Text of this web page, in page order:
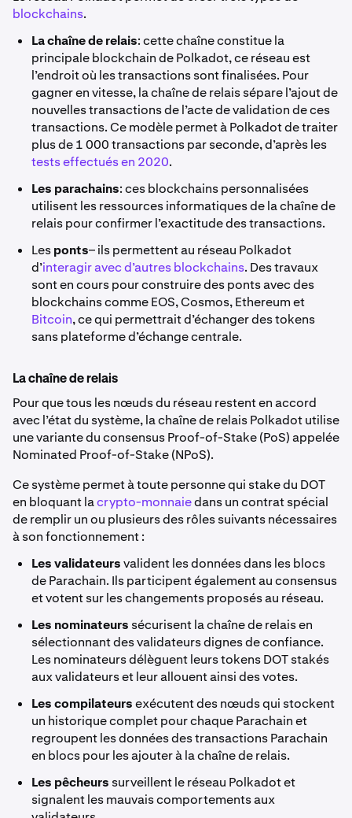
blockchains.
La chaîne de relais: cette chaîne constitue la
principale blockchain de Polkadot, ce réseau est
l’endroit où les transactions sont finalisées. Pour
gagner en vitesse, la chaîne de relais sépare l’ajout de
nouvelles transactions de l’acte de validation de ces
transactions. Ce modèle permet à Polkadot de traiter
plus de 1 000 transactions par seconde, d’après les
tests effectués en 2020.
Les parachains: ces blockchains personnalisées
utilisent les ressources informatiques de la chaîne de
relais pour confirmer l’exactitude des transactions.
Lesponts– ils permettent au réseau Polkadot
d’interagir avec d’autres blockchains. Des travaux
sont en cours pour construire des ponts avec des
blockchains comme EOS, Cosmos, Ethereum et
Bitcoin, ce qui permettrait d’échanger des tokens
sans plateforme d’échange centrale.
La chaîne de relais
Pour que tous les nœuds du réseau restent en accord
avec l’état du système, la chaîne de relais Polkadot utilise
une variante du consensus Proof-of-Stake (PoS) appelée
Nominated Proof-of-Stake (NPoS).
Ce système permet à toute personne qui stake du DOT
en bloquant lacrypto-monnaiedans un contrat spécial
de remplir un ou plusieurs des rôles suivants nécessaires
à son fonctionnement :
Les validateursvalident les données dans les blocs
de Parachain. Ils participent également au consensus
et votent sur les changements proposés au réseau.
Les nominateurs sécurisent la chaîne de relais en
sélectionnant des validateurs dignes de confiance.
Les nominateurs délèguent leurs tokens DOT stakés
aux validateurs et leur allouent ainsi des votes.
Les compilateursexécutent des nœuds qui stockent
un historique complet pour chaque Parachain et
regroupent les données des transactions Parachain
en blocs pour les ajouter à la chaîne de relais.
Les pêcheurs surveillent le réseau Polkadot et
signalent les mauvais comportements aux